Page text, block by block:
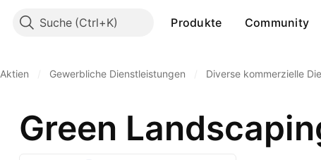
Suche Produkte Community
Aktien Gewerbliche Dienstleistungen Diverse kommerzielle
Green